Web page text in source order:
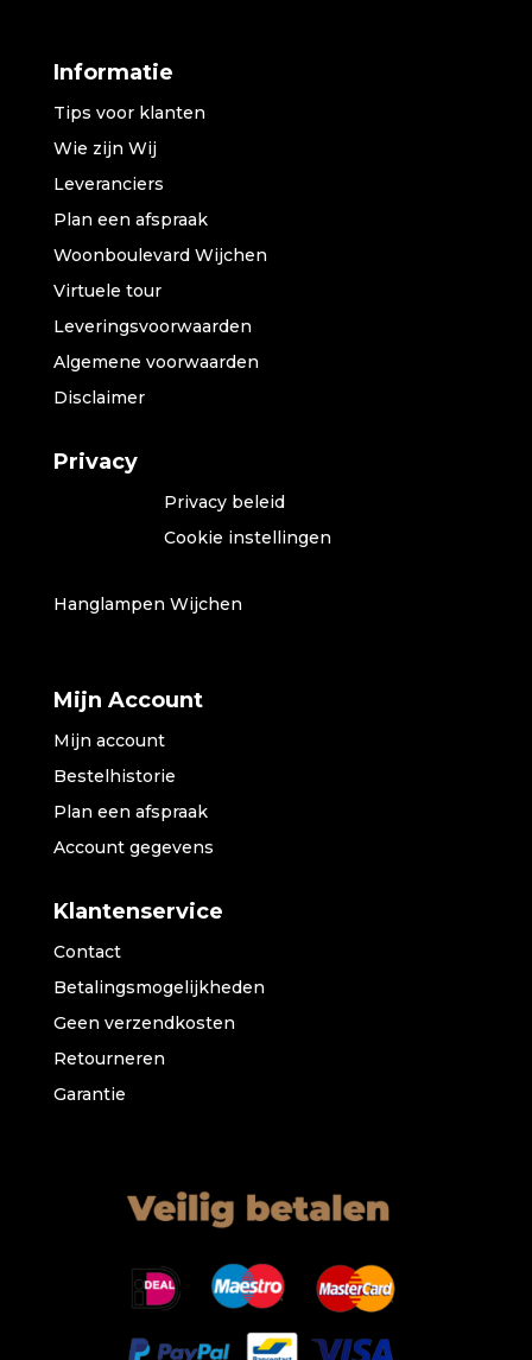
Informatie
Tips voor klanten
Wie zijn Wij
Leveranciers
Plan een afspraak
Woonboulevard Wijchen
Virtuele tour
Leveringsvoorwaarden
Algemene voorwaarden
Disclaimer
Privacy
Privacy beleid
Cookie instellingen
Hanglampen Wijchen
Mijn Account
Mijn account
Bestelhistorie
Plan een afspraak
Account gegevens
Klantenservice
Contact
Betalingsmogelijkheden
Geen verzendkosten
Retourneren
Garantie